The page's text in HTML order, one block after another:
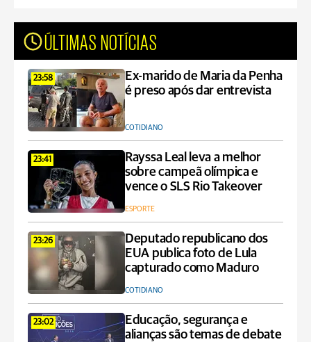
ÚLTIMAS NOTÍCIAS
23:58
Ex-marido de Maria da Penha
é preso após dar entrevista
COTIDIANO
23:41
Rayssa Leal leva a melhor
sobre campeã olímpica e
vence o SLS Rio Takeover
ESPORTE
23:26
Deputado republicano dos
EUA publica foto de Lula
capturado como Maduro
COTIDIANO
23:02
Educação, segurança e
alianças são temas de debate